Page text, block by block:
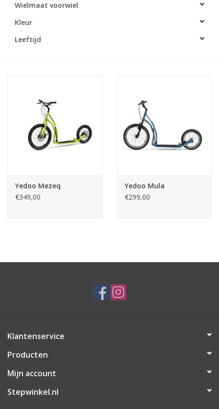
Wielmaat voorwiel
Kleur
Leeftijd
Yedoo Mezeq
€349,00
Yedoo Mula
€299,00
Klantenservice
Producten
Mijn account
Stepwinkel.nl